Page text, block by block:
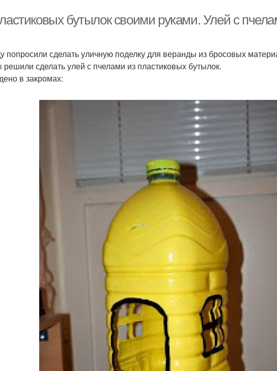
бутылок своими руками. Улей с
попросили сделать уличную поделку для веранды из бросовых
решили сделать улей с пчелами из пластиковых бутылок.
в закромах: